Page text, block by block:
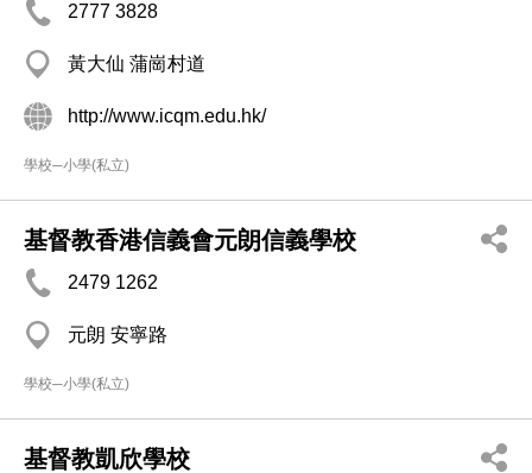
2777 3828
黃大仙 蒲崗村道
http://www.icqm.edu.hk/
學校─小學(私立)
基督教香港信義會元朗信義學校
2479 1262
元朗 安寧路
學校─小學(私立)
基督教凱欣學校